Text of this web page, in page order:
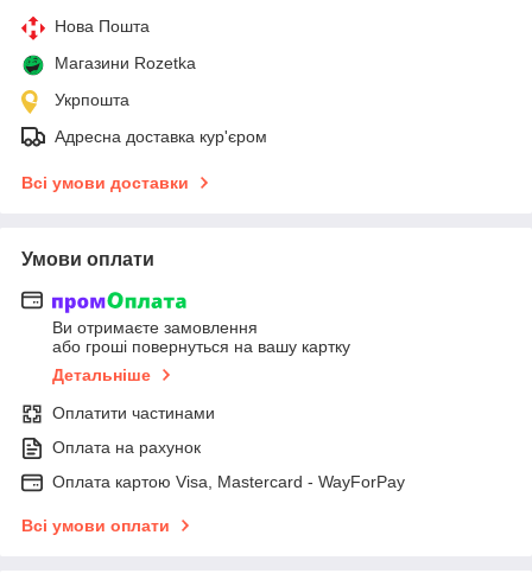
Нова Пошта
Магазини Rozetka
Укрпошта
Адресна доставка кур'єром
Всі умови доставки
Умови оплати
Ви отримаєте замовлення
або гроші повернуться на вашу картку
Детальніше
Оплатити частинами
Оплата на рахунок
Оплата картою Visa, Mastercard - WayForPay
Всі умови оплати